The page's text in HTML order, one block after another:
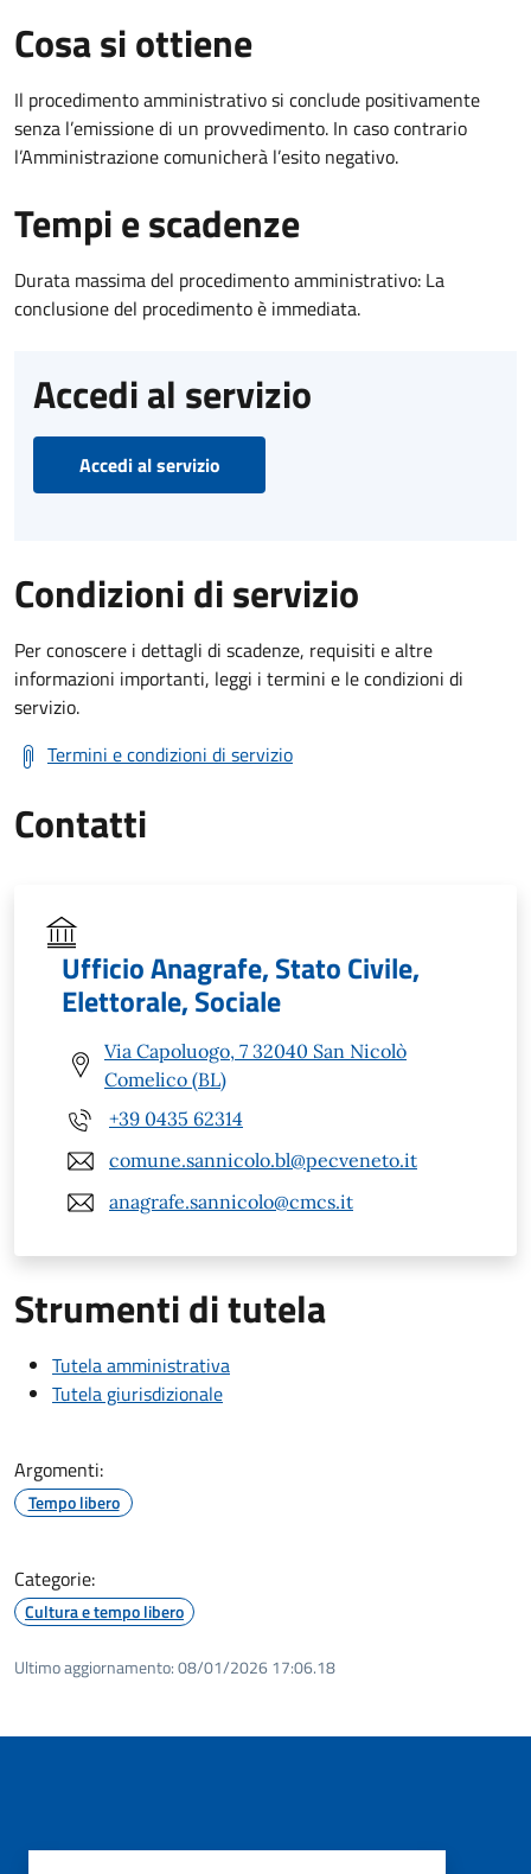
Cosa si ottiene
Il procedimento amministrativo si conclude positivamente
senza l’emissione di un provvedimento. In caso contrario
l’Amministrazione comunicherà l’esito negativo.
Tempi e scadenze
Durata massima del procedimento amministrativo: La
conclusione del procedimento è immediata.
Accedi al servizio
Accedi al servizio
Condizioni di servizio
Per conoscere i dettagli di scadenze, requisiti e altre
informazioni importanti, leggi i termini e le condizioni di
servizio.
Termini e condizioni di servizio
Contatti
Ufficio Anagrafe, Stato Civile,
Elettorale, Sociale
Via Capoluogo, 7 32040 San Nicolò
Comelico (BL)
+39 0435 62314
comune.sannicolo.bl@pecveneto.it
anagrafe.sannicolo@cmcs.it
Strumenti di tutela
Tutela amministrativa
Tutela giurisdizionale
Argomenti:
Tempo libero
Categorie:
Cultura e tempo libero
Ultimo aggiornamento:08/01/2026 17:06.18